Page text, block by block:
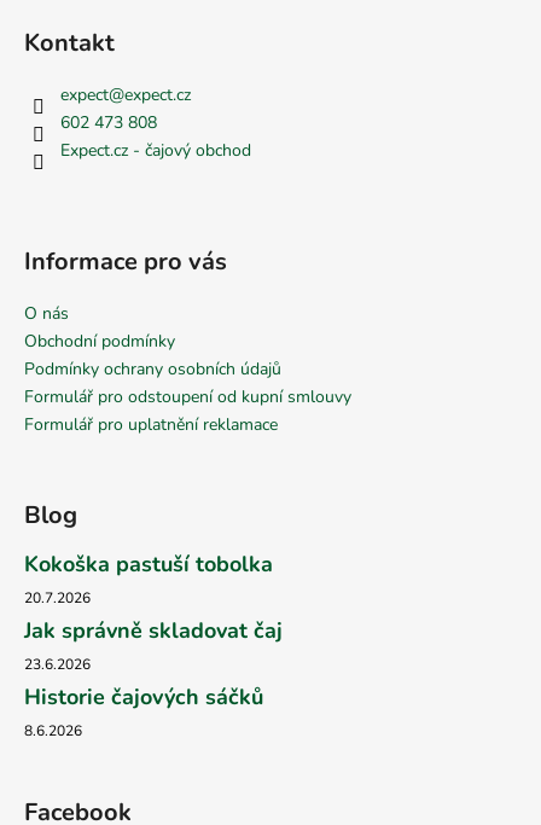
Kontakt
expect@expect.cz
602 473 808
Expect.cz - čajový obchod
Informace pro vás
O nás
Obchodní podmínky
Podmínky ochrany osobních údajů
Formulář pro odstoupení od kupní smlouvy
Formulář pro uplatnění reklamace
Blog
Kokoška pastuší tobolka
20.7.2026
Jak správně skladovat čaj
23.6.2026
Historie čajových sáčků
8.6.2026
Facebook